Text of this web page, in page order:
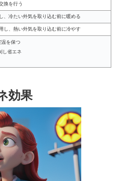
換を行う
、冷たい外気を取り込む前に暖める
し、熱い外気を取り込む前に冷やす
温を保つ
し省エネ
効果